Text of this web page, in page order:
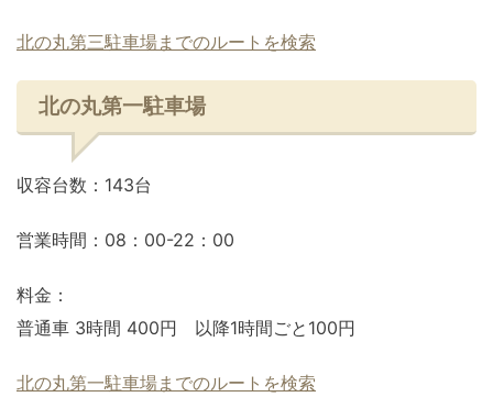
北の丸第三駐車場までのルートを検索
北の丸第一駐車場
収容台数：143台
営業時間：08：00-22：00
料金：
普通車 3時間 400円 以降1時間ごと100円
北の丸第一駐車場までのルートを検索